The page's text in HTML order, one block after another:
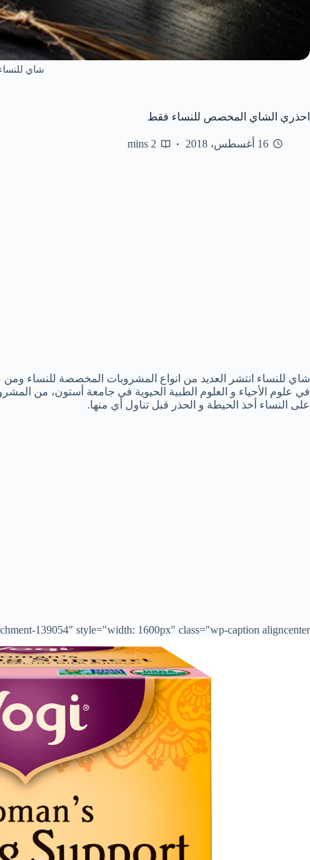
شاي
احذري الشاي المخصص للنساء فقط
16 أغسطس، 2018 2 mins
شاي للنساء انتشر العديد من انواع المشروبات المخصصة للنساء
في علوم الأحياء و العلوم الطبية الحيوية في جامعة أستون، من
على النساء أخذ الحيطة و الحذر قبل تناول أي منها.
139054" style="width: 1600px" class="wp-caption aligncenter">